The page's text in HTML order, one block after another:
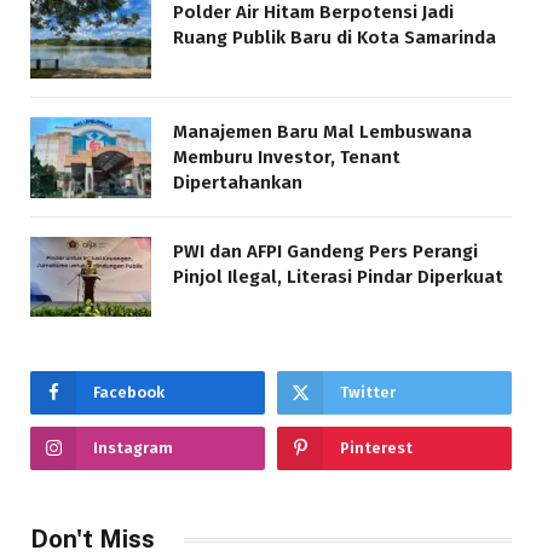
Polder Air Hitam Berpotensi Jadi
Ruang Publik Baru di Kota Samarinda
Manajemen Baru Mal Lembuswana
Memburu Investor, Tenant
Dipertahankan
PWI dan AFPI Gandeng Pers Perangi
Pinjol Ilegal, Literasi Pindar Diperkuat
Facebook Twitter
Instagram Pinterest
Don't Miss